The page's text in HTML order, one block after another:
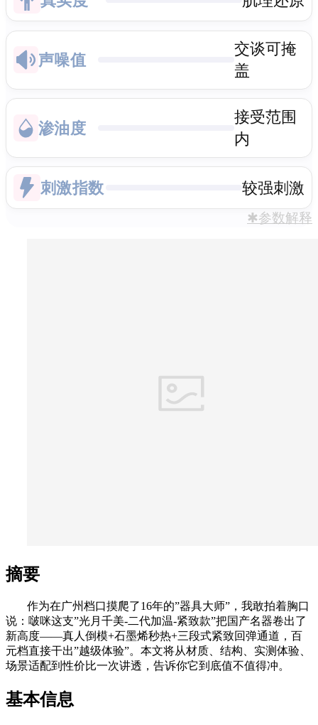
声噪值
交谈可掩
盖
渗油度
接受范围
内
刺激指数 较强刺激
✱参数解释
摘要
作为在广州档口摸爬了16年的”器具大师”，我敢拍着胸口
说：啵咪这支”光月千美-二代加温-紧致款”把国产名器卷出了
新高度——真人倒模+石墨烯秒热+三段式紧致回弹通道，百
元档直接干出”越级体验”。本文将从材质、结构、实测体验、
场景适配到性价比一次讲透，告诉你它到底值不值得冲。
基本信息